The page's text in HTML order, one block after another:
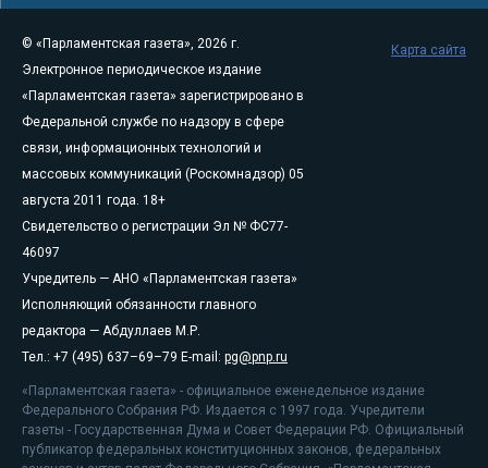
© «Парламентская газета», 2026 г.
Электронное периодическое издание
«Парламентская газета» зарегистрировано в
Федеральной службе по надзору в сфере
связи, информационных технологий и
массовых коммуникаций (Роскомнадзор) 05
августа 2011 года. 18+
Свидетельство о регистрации Эл № ФС77-
46097
Учредитель — АНО «Парламентская газета»
Исполняющий обязанности главного
редактора — Абдуллаев М.Р.
Тел.: +7 (495) 637–69–79 E-mail: pg@pnp.ru
«Парламентская газета» - официальное еженедельное издание
Федерального Собрания РФ. Издается с 1997 года. Учредители
газеты - Государственная Дума и Совет Федерации РФ. Официальный
публикатор федеральных конституционных законов, федеральных
Карта сайта